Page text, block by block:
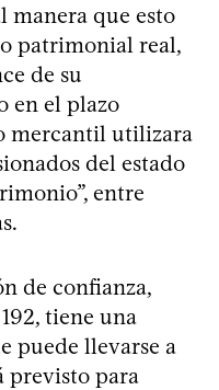
manera que esto
patrimonial real,
de su
en el plazo
mercantil utilizara
del estado
entre
de confianza,
tiene una
puede llevarse a
previsto para